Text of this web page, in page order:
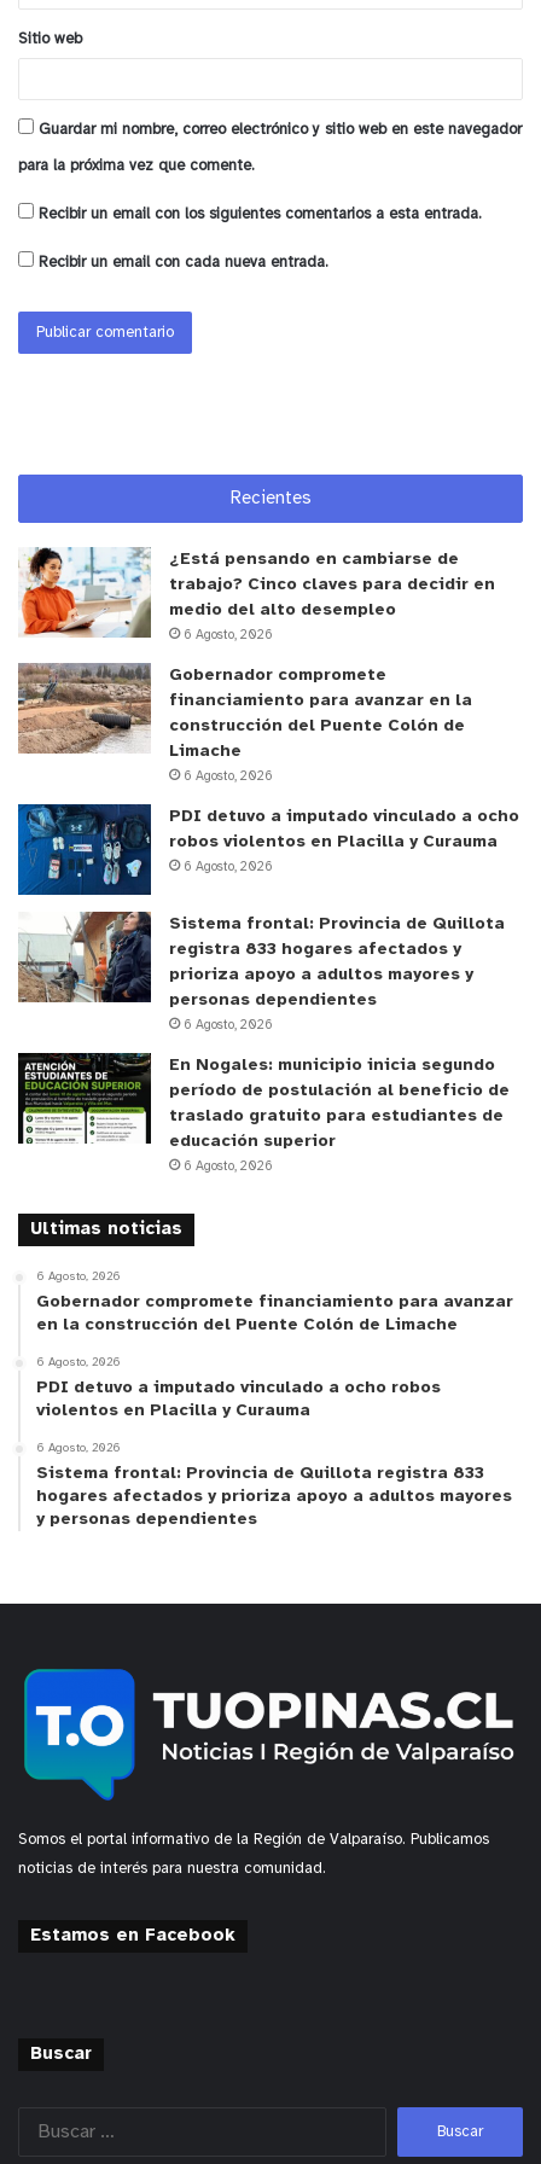
y tú, ¿qué opinas?
Sitio web
Guardar mi nombre, correo electrónico y sitio web en este navegador
para la próxima vez que comente.
Recibir un email con los siguientes comentarios a esta entrada.
Recibir un email con cada nueva entrada.
Recientes
¿Está pensando en cambiarse de
trabajo? Cinco claves para decidir en
medio del alto desempleo
6 Agosto, 2026
Gobernador compromete
financiamiento para avanzar en la
construcción del Puente Colón de
Limache
6 Agosto, 2026
PDI detuvo a imputado vinculado a ocho
robos violentos en Placilla y Curauma
6 Agosto, 2026
Sistema frontal: Provincia de Quillota
registra 833 hogares afectados y
prioriza apoyo a adultos mayores y
personas dependientes
6 Agosto, 2026
En Nogales: municipio inicia segundo
período de postulación al beneficio de
traslado gratuito para estudiantes de
educación superior
6 Agosto, 2026
Ultimas noticias
6 Agosto, 2026
Gobernador compromete financiamiento para avanzar
en la construcción del Puente Colón de Limache
6 Agosto, 2026
PDI detuvo a imputado vinculado a ocho robos
violentos en Placilla y Curauma
6 Agosto, 2026
Sistema frontal: Provincia de Quillota registra 833
hogares afectados y prioriza apoyo a adultos mayores
y personas dependientes
Somos el portal informativo de la Región de Valparaíso. Publicamos
noticias de interés para nuestra comunidad.
Estamos en Facebook
Buscar